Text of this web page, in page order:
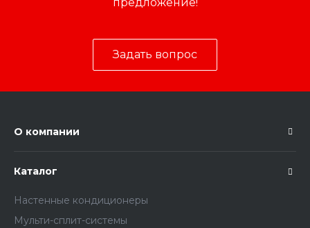
предложение!
Задать вопрос
О компании
Каталог
Настенные кондиционеры
Мульти-сплит-системы